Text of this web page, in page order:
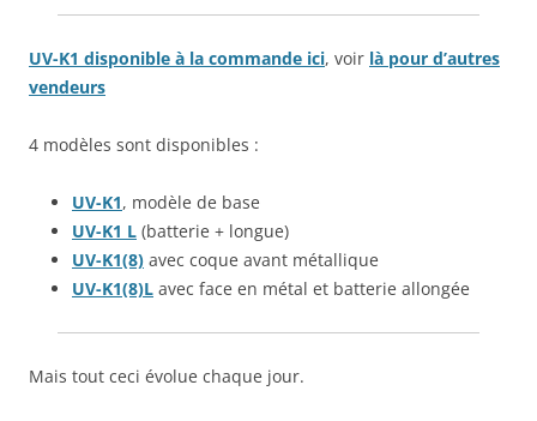
UV-K1 disponible à la commande ici, voir là pour d’autres
vendeurs
4 modèles sont disponibles :
UV-K1, modèle de base
UV-K1 L (batterie + longue)
UV-K1(8) avec coque avant métallique
UV-K1(8)L avec face en métal et batterie allongée
Mais tout ceci évolue chaque jour.